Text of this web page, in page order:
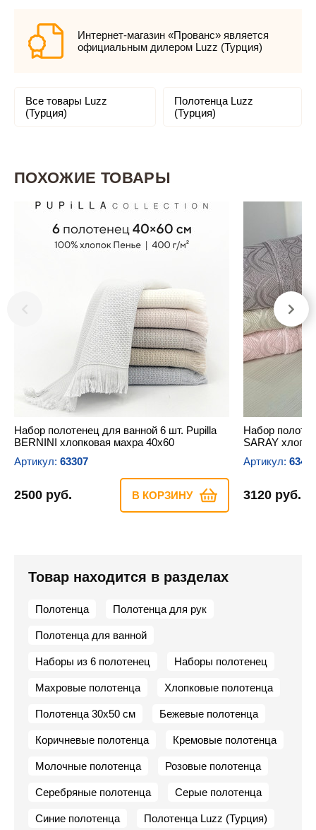
Интернет-магазин «Прованс» является
официальным дилером Luzz (Турция)
Все товары Luzz
(Турция)
Полотенца Luzz
(Турция)
ПОХОЖИЕ ТОВАРЫ
Набор полотенец для ванной 6 шт. Pupilla
BERNINI хлопковая махра 40х60
Артикул: 63307
2500 руб. В КОРЗИНУ
Набор
SARAY
Артикул:
3120 руб.
Товар находится в разделах
Полотенца Полотенца для рук
Полотенца для ванной
Наборы из 6 полотенец Наборы полотенец
Махровые полотенца Хлопковые полотенца
Полотенца 30х50 см Бежевые полотенца
Коричневые полотенца Кремовые полотенца
Молочные полотенца Розовые полотенца
Серебряные полотенца Серые полотенца
Синие полотенца Полотенца Luzz (Турция)